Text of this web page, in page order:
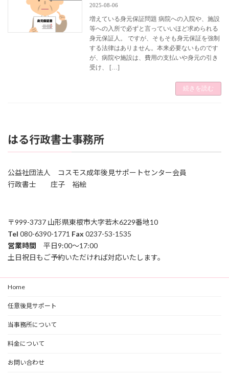
2025-08-06
増えている身元保証問題 病院への入院や、施設
等への入所で必ずと言っていいほど求められる
身元保証人。 ですが、そもそも身元保証を強制
する法律はありません。本来必要ないものです
が、病院や施設は、費用の支払いや身元の引き
受け、 […]
続きを読む
はる行政書士事務所
公益社団法人 コスモス成年後見サポートセンター会員
行政書士 庄子 裕絵
〒999-3737 山形県東根市大字若木6229番地10
Tel 080-6390-1771 Fax 0237-53-1535
営業時間 平日9:00～17:00
土日祝日もご予約いただければ対応いたします。
Home
任意後見サポート
当事務所について
料金について
お問い合わせ